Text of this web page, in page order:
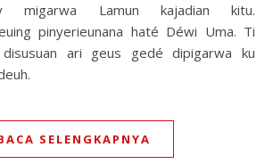
migarwa Lamun kajadian kitu.
pinyerieunana haté Déwi Uma. Ti
ari geus gedé dipigarwa ku
SELENGKAPNYA